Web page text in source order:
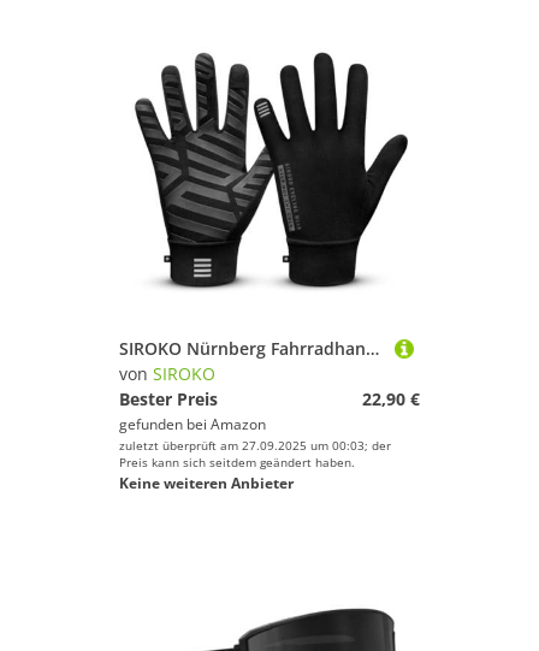
SIROKO Nürnberg Fahrradhandschuhe, Schwarz, XS
von SIROKO
Bester Preis
22,90 €
gefunden bei Amazon
zuletzt überprüft am 27.09.2025 um 00:03; der
Preis kann sich seitdem geändert haben.
Keine weiteren Anbieter